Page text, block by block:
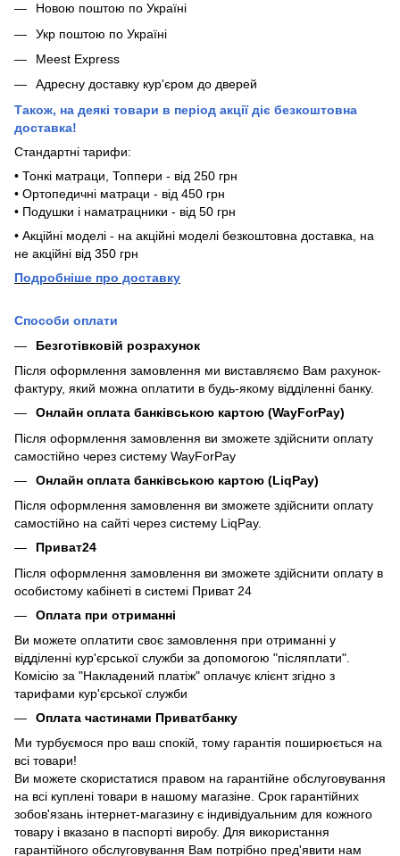
Новою поштою по Україні
Укр поштою по Україні
Meest Express
Адресну доставку кур'єром до дверей
Також, на деякі товари в період акції діє безкоштовна
доставка!
Стандартні тарифи:
• Тонкі матраци, Топпери - від 250 грн
• Ортопедичні матраци - від 450 грн
• Подушки і наматрацники - від 50 грн
• Акційні моделі - на акційні моделі безкоштовна доставка, на
не акційні від 350 грн
Подробніше про доставку
Способи оплати
Безготівковій розрахунок
Після оформлення замовлення ми виставляємо Вам рахунок-
фактуру, який можна оплатити в будь-якому відділенні банку.
Онлайн оплата банківською картою (WayForPay)
Після оформлення замовлення ви зможете здійснити оплату
самостійно через систему WayForPay
Онлайн оплата банківською картою (LiqPay)
Після оформлення замовлення ви зможете здійснити оплату
самостійно на сайті через систему LiqPay.
Приват24
Після оформлення замовлення ви зможете здійснити оплату в
особистому кабінеті в системі Приват 24
Оплата при отриманні
Ви можете оплатити своє замовлення при отриманні у
відділенні кур'єрської служби за допомогою "післяплати".
Комісію за "Накладений платіж" оплачує клієнт згідно з
тарифами кур'єрської служби
Оплата частинами Приватбанку
Ми турбуємося про ваш спокій, тому гарантія поширюється на
всі товари!
Ви можете скористатися правом на гарантійне обслуговування
на всі куплені товари в нашому магазіне. Срок гарантійних
зобов'язань інтернет-магазину є індивідуальним для кожного
товару і вказано в паспорті виробу. Для використання
гарантійного обслуговування Вам потрібно пред'явити нам